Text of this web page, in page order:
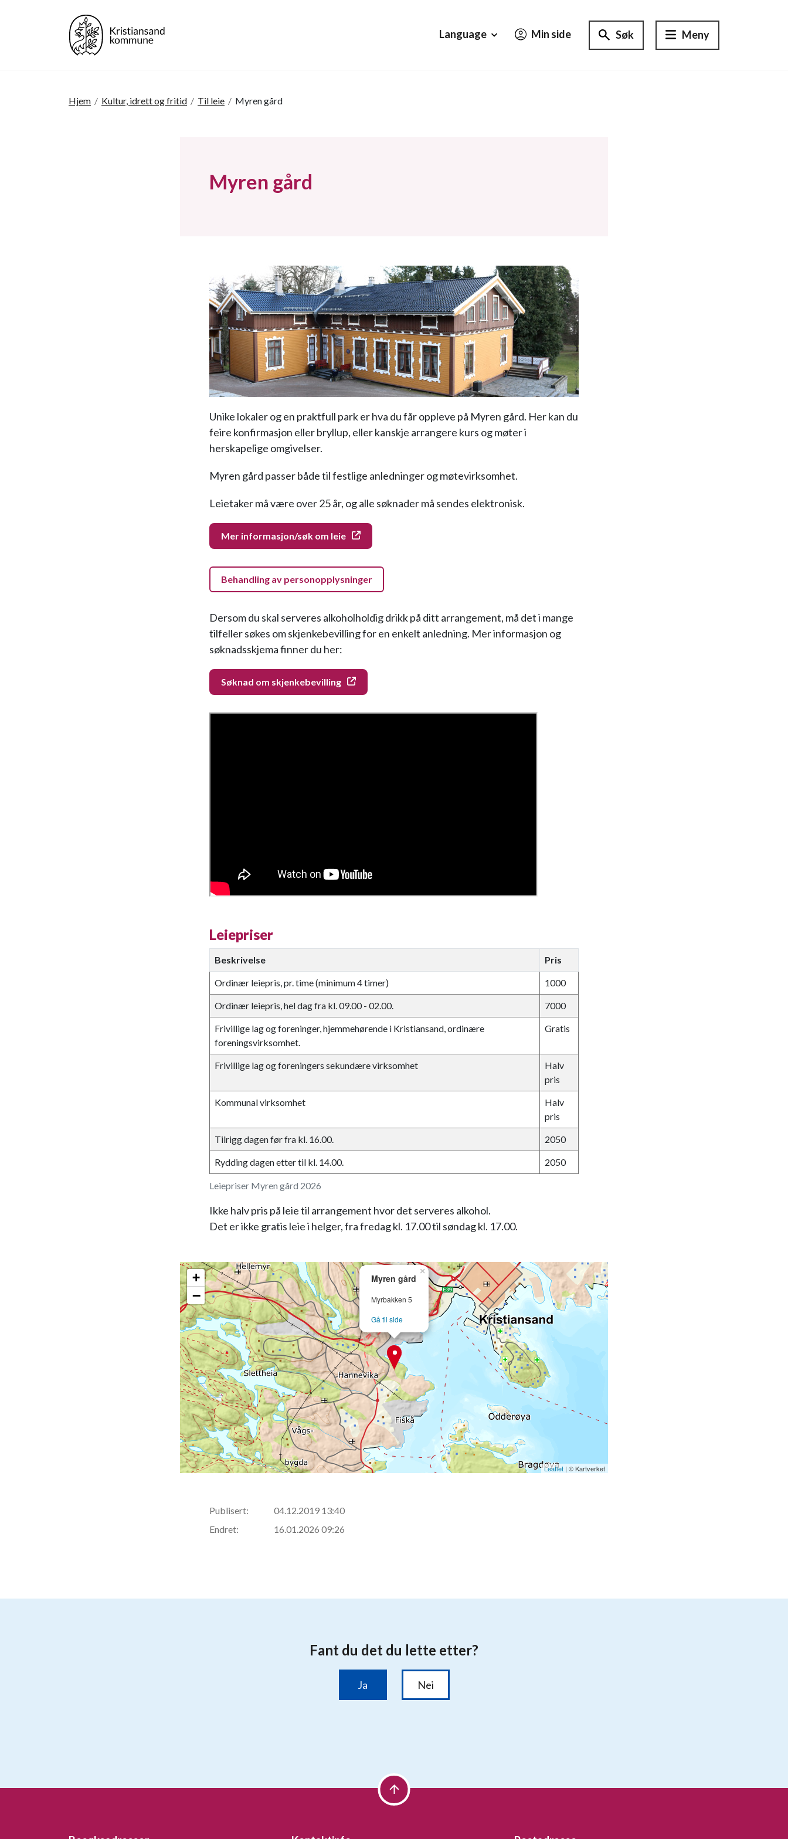
Language
Min side Søk Meny
Hjem / Kultur, idrett og fritid / Til leie / Myren gård
Myren gård
Unike lokaler og en praktfull park er hva du får oppleve på Myren gård. Her kan du
feire konfirmasjon eller bryllup, eller kanskje arrangere kurs og møter i
herskapelige omgivelser.
Myren gård passer både til festlige anledninger og møtevirksomhet.
Leietaker må være over 25 år, og alle søknader må sendes elektronisk.
Mer informasjon/søk om leie
Behandling av personopplysninger
Dersom du skal serveres alkoholholdig drikk på ditt arrangement, må det i mange
tilfeller søkes om skjenkebevilling for en enkelt anledning. Mer informasjon og
søknadsskjema finner du her:
Søknad om skjenkebevilling
Leiepriser
Leiepriser Myren gård 2026
Beskrivelse Pris
Ordinær leiepris, pr. time (minimum 4 timer) 1000
Ordinær leiepris, hel dag fra kl. 09.00 - 02.00. 7000
Frivillige lag og foreninger, hjemmehørende i Kristiansand, ordinære
foreningsvirksomhet.
Gratis
Frivillige lag og foreningers sekundære virksomhet
Halv
pris
Kommunal virksomhet
Halv
pris
Tilrigg dagen før fra kl. 16.00. 2050
Rydding dagen etter til kl. 14.00. 2050
Ikke halv pris på leie til arrangement hvor det serveres alkohol.
Det er ikke gratis leie i helger, fra fredag kl. 17.00 til søndag kl. 17.00.
Myren gård
Myrbakken 5
Gå til side
×
+
−
Leaflet | © Kartverket
Publisert:
04.12.2019 13:40
Endret:
16.01.2026 09:26